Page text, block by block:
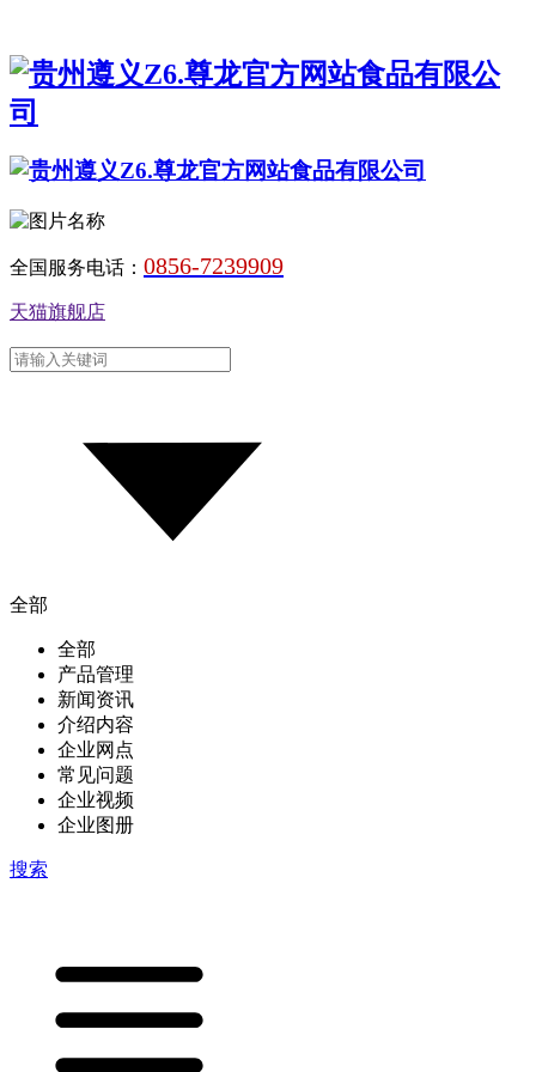
全国服务电话： 0856-7239909
天猫旗舰店
全部
全部
产品管理
新闻资讯
介绍内容
企业网点
常见问题
企业视频
企业图册
搜索